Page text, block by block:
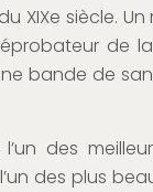
XIXe siècle.
de
bande de
des
des plus